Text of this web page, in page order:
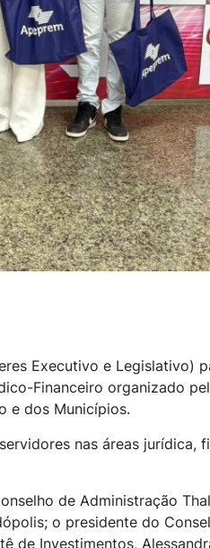
Executivo e Legislativo)
Financeiro organizado
e dos Municípios.
nas áreas jurídica,
de Administração
o presidente do
de Investimentos,